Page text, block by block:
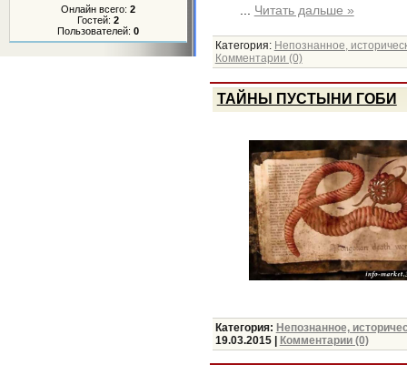
Онлайн всего: 2
Гостей: 2
Пользователей: 0
Читать дальше »
Категория: Непознанное,
Комментарии (0)
ТАЙНЫ ПУСТЫНИ ГОБИ
Категория: Непознанное,
19.03.2015 | Комментарии (0)